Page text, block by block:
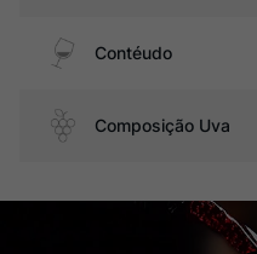
Contéudo
Composição Uva